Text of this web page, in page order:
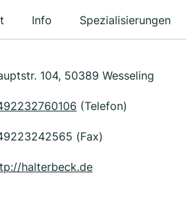
Info Spezialisierungen
104, 50389 Wesseling
(Telefon)
(Fax)
halterbeck.de